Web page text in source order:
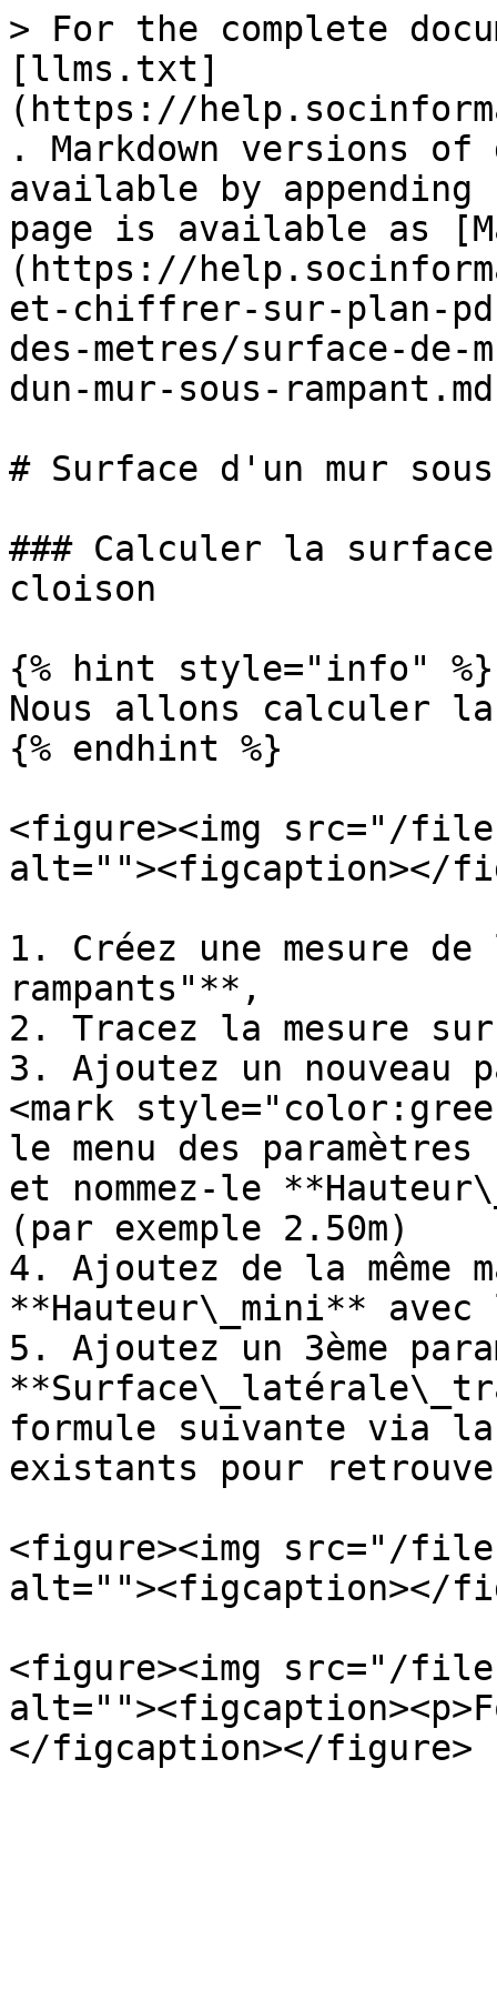
> For the complete
[llms.txt]
(https://
. Markdown versions of
available by
page is available as
(https://
et-chiffrer-sur-plan-
des-metres/surface-
dun-mur-sous-
# Surface d'un mur
### Calculer la surface
cloison
{% hint style="info" %}
Nous allons calculer
{% endhint %}
<figure><img src="/files/
alt=""><figcaption></
1. Créez une mesure de
rampants"**,
2. Tracez la mesure
3. Ajoutez un nouveau
<mark
le menu des
et nommez-le
(par exemple 2.50m)
4. Ajoutez de la même
**Hauteur\_mini**
5. Ajoutez un 3ème
formule suivante via
existants pour
<figure><img src="/files/
alt=""><figcaption></
<figure><img src="/